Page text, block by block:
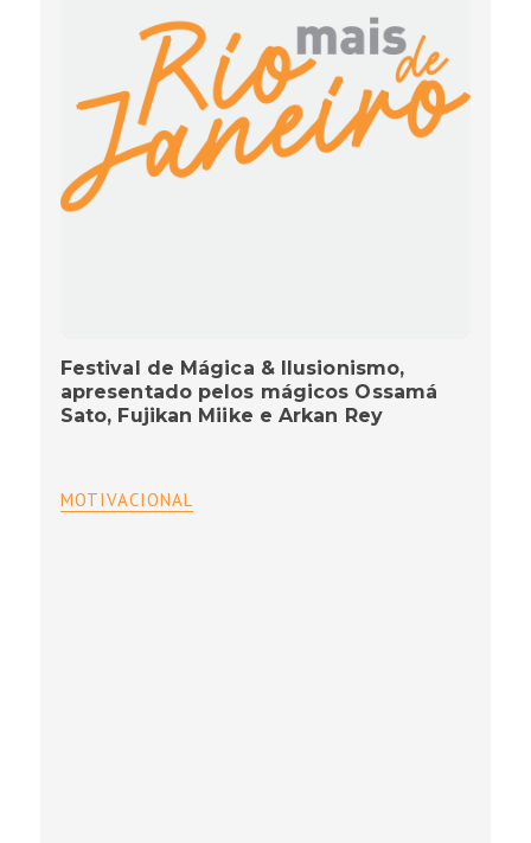
Festival de Mágica & Ilusionismo,
apresentado pelos mágicos Ossamá
Sato, Fujikan Miike e Arkan Rey
MOTIVACIONAL